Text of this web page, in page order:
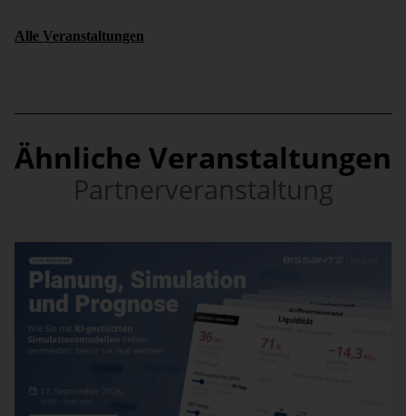
Alle Veranstaltungen
Ähnliche Veranstaltungen
Partnerveranstaltung